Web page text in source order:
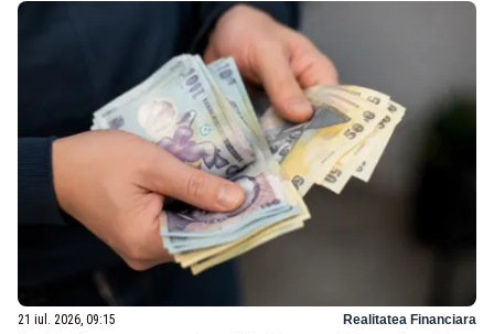
21 iul. 2026, 09:15 Realitatea Financiara